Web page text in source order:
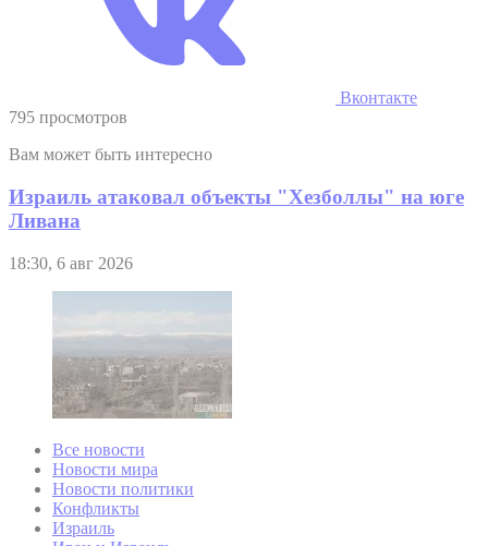
Вконтакте
795 просмотров
Вам может быть интересно
Израиль атаковал объекты "Хезболлы" на юге
Ливана
18:30, 6 авг 2026
Все новости
Новости мира
Новости политики
Конфликты
Израиль